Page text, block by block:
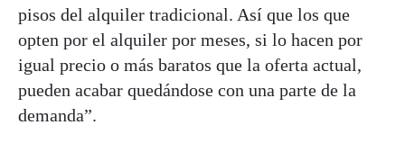
pisos del alquiler tradicional. Así que los que
opten por el alquiler por meses, si lo hacen por
igual precio o más baratos que la oferta actual,
pueden acabar quedándose con una parte de la
demanda”.